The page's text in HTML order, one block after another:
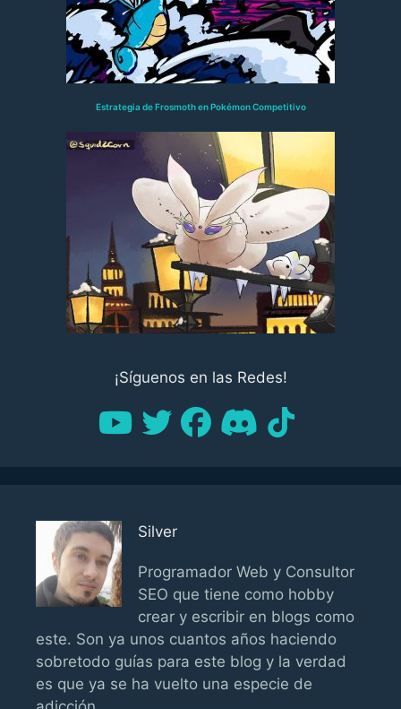
Estrategia de Frosmoth en Pokémon Competitivo
¡Síguenos en las Redes!
Silver
Programador Web y Consultor
SEO que tiene como hobby
crear y escribir en blogs como
este. Son ya unos cuantos años haciendo
sobretodo guías para este blog y la verdad
es que ya se ha vuelto una especie de